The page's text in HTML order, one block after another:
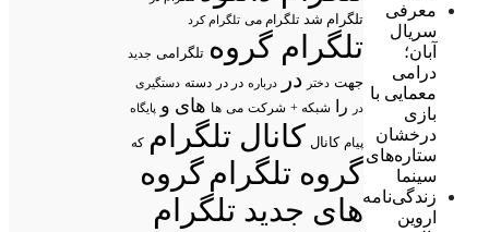
معرفی
سریال
آبان؛
درامی
معمایی با
بازی
درخشان
ستاره‌های
سینما
زندگی‌نامه
اروین
تلگرام شد تلگرام می تلگرام کرد
تلگرام گروه تلگرامی جدید
جهت دختر در درباره در در دسته دستگیری
در
را شبکه + شرکت می ها های و پایگاه
پیام کانال کانال تلگرام که
گروه تلگرامگروه
های جدید تلگرام